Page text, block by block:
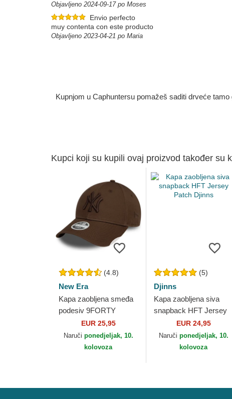
Objavljeno 2024-09-17 po Moses
Envio perfecto
muy contenta con este producto
Objavljeno 2023-04-21 po Maria
Kupnjom u Caphuntersu pomažeš saditi drveće
Kupci koji su kupili ovaj proizvod također su
(4.8)
New Era
Kapa zaobljena smeđa
podesiv 9FORTY
League Essential New
York Yankees MLB
New Era
EUR 25,95
Naruči ponedjeljak, 10.
kolovoza
(5)
Djinns
Kapa zaobljena siva
snapback HFT Jersey
Patch Djinns
EUR 24,95
Naruči ponedjeljak, 10.
kolovoza